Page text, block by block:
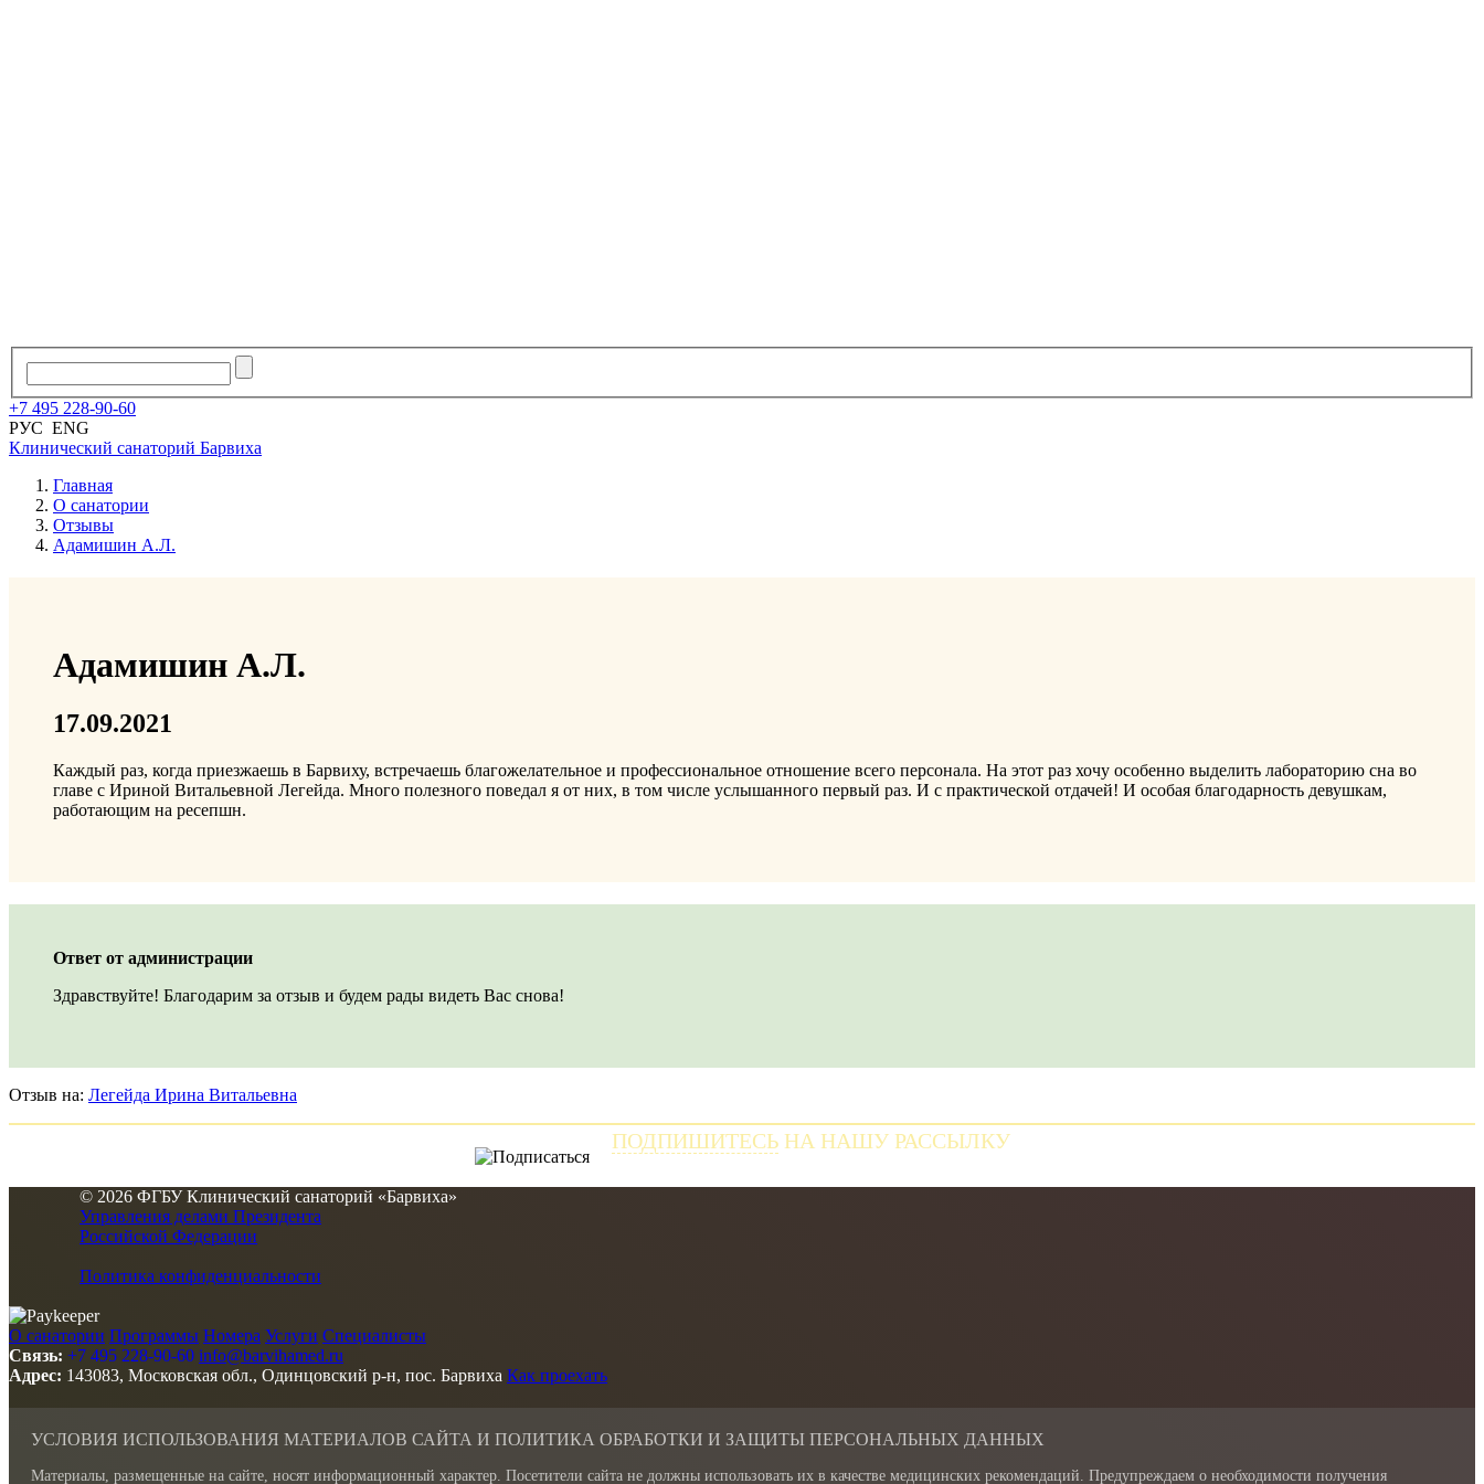
+7 495 228-90-60
РУС ENG
Клинический санаторий Барвиха
Главная
О санатории
Отзывы
Адамишин А.Л.
Адамишин А.Л.
17.09.2021
Каждый раз, когда приезжаешь в Барвиху, встречаешь благожелательное и профессиональное отношение всего персонала. На этот раз хочу особенно выделить лабораторию сна во
главе с Ириной Витальевной Легейда. Много полезного поведал я от них, в том числе услышанного первый раз. И с практической отдачей! И особая благодарность девушкам,
работающим на ресепшн.
Ответ от администрации
Здравствуйте! Благодарим за отзыв и будем рады видеть Вас снова!
Отзыв на: Легейда Ирина Витальевна
ПОДПИШИТЕСЬНА НАШУ РАССЫЛКУ
© 2026 ФГБУ Клинический санаторий «Барвиха»
Управления делами Президента
Российской Федерации
Политика конфиденциальности
О санатории Программы Номера Услуги Специалисты
Связь: +7 495 228-90-60 info@barvihamed.ru
Адрес: 143083, Московская обл., Одинцовский р-н, пос. Барвиха Как проехать
УСЛОВИЯ ИСПОЛЬЗОВАНИЯ МАТЕРИАЛОВ САЙТА И ПОЛИТИКА ОБРАБОТКИ И ЗАЩИТЫ ПЕРСОНАЛЬНЫХ ДАННЫХ
Материалы, размещенные на сайте, носят информационный характер. Посетители сайта не должны использовать их в качестве медицинских рекомендаций. Предупреждаем о необходимости получения